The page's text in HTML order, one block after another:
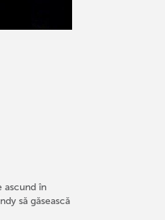
ascund în
să găsească